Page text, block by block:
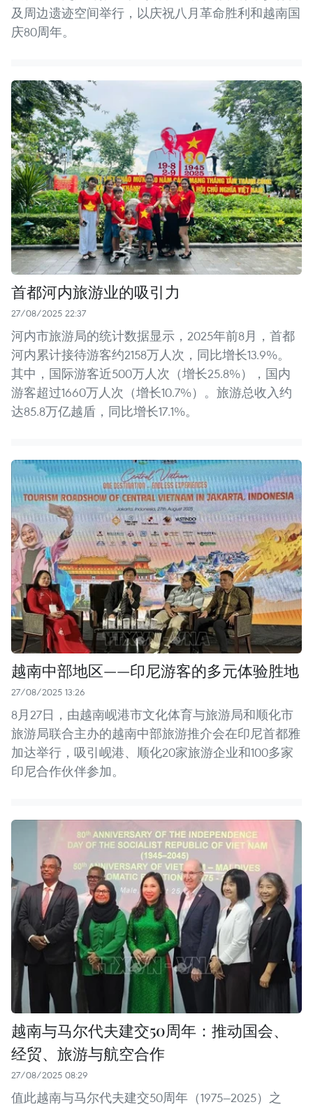
及周边遗迹空间举行，以庆祝八月革命胜利和越南国
庆80周年。
首都河内旅游业的吸引力
27/08/2025 22:37
河内市旅游局的统计数据显示，2025年前8月，首都
河内累计接待游客约2158万人次，同比增长13.9%。
其中，国际游客近500万人次（增长25.8%），国内
游客超过1660万人次（增长10.7%）。旅游总收入约
达85.8万亿越盾，同比增长17.1%。
越南中部地区——印尼游客的多元体验胜地
27/08/2025 13:26
8月27日，由越南岘港市文化体育与旅游局和顺化市
旅游局联合主办的越南中部旅游推介会在印尼首都雅
加达举行，吸引岘港、顺化20家旅游企业和100多家
印尼合作伙伴参加。
越南与马尔代夫建交50周年：推动国会、
经贸、旅游与航空合作
27/08/2025 08:29
值此越南与马尔代夫建交50周年（1975—2025）之